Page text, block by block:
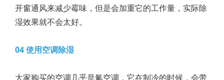
开窗通风来减少霉味，但是会加重它的工作量，实际除
湿效果就不会太好。
04 使用空调除湿
大家购买的空调几乎是氟空调，它在制冷的时候，会带